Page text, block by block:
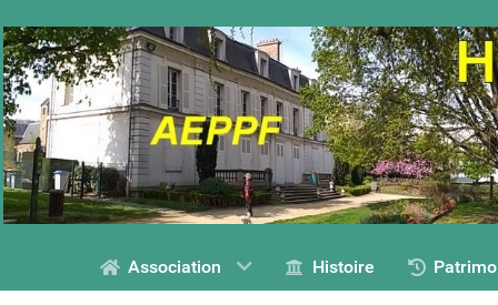
Association Histoire